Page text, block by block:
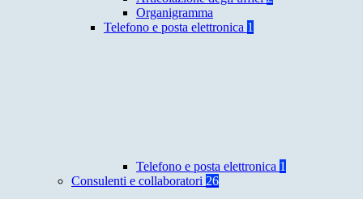
Organigramma
Telefono e posta elettronica 1
Telefono e posta elettronica 1
Consulenti e collaboratori 26